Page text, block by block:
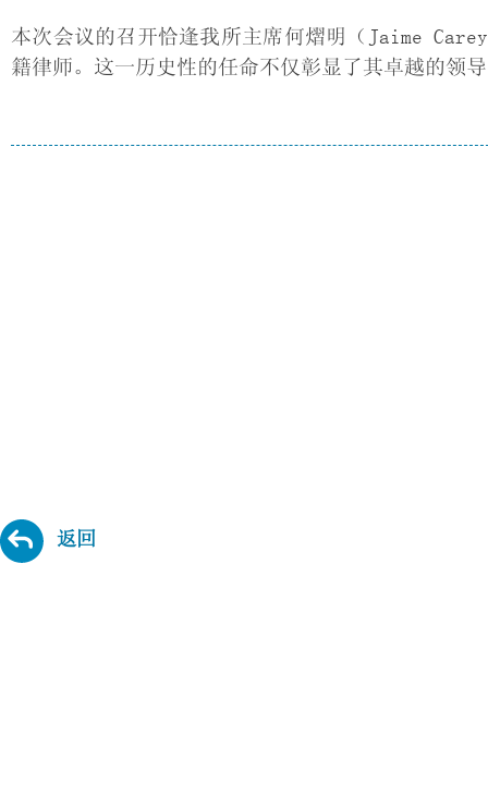
本次会议的召开恰逢我所主席何熠明（Jaime
籍律师。这一历史性的任命不仅彰显了其卓越的领
返回